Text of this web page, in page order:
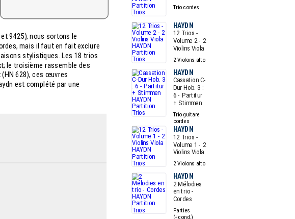
9425), nous sortons le
mais il faut en fait exclure
stylistiques. Les 18 trios
le troisième rassemble des
628), ces œuvres
est complété par une
Trio cordes
HAYDN
12 Trios -
Volume 2 - 2
Violins Viola
2 Violons alto
HAYDN
Cassation C-
Dur Hob. 3 :
6 - Partitur
+ Stimmen
Trio guitare
cordes
HAYDN
12 Trios -
Volume 1 - 2
Violins Viola
2 Violons alto
HAYDN
2 Mélodies
en trio -
Cordes
Parties
(+cond.)